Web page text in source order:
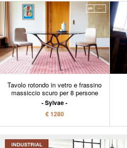
Tavolo rotondo in vetro e frassino
massiccio scuro per 8 persone
Sylvae
€ 1280